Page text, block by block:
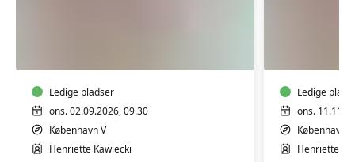
Ledige pladser
ons. 02.09.2026, 09.30
København V
Henriette Kawiecki
Ledige
ons.
København V
Henriette